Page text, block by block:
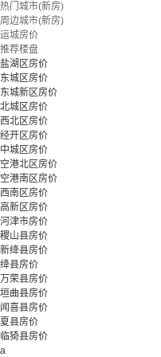
热门城市(新房)
周边城市(新房)
运城房价
推荐楼盘
盐湖区房价
东城区房价
东城新区房价
北城区房价
西北区房价
经开区房价
中城区房价
空港北区房价
空港南区房价
西南区房价
高新区房价
河津市房价
稷山县房价
新绛县房价
绛县房价
万荣县房价
垣曲县房价
闻喜县房价
夏县房价
临猗县房价
a